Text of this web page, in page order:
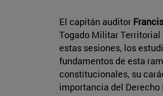
El capitán auditor
Togado Militar Territorial
estas sesiones, los
fundamentos de esta
constitucionales, su
importancia del